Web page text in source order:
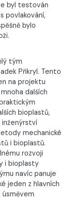
byl testován
povlakování,
bylo
tým
Přikryl. Tento
na projektu
dalších
bioplastů,
mechanické
i bioplastů.
rozvoji
i bioplasty
navíc panuje
jeden z hlavních
úsměvem